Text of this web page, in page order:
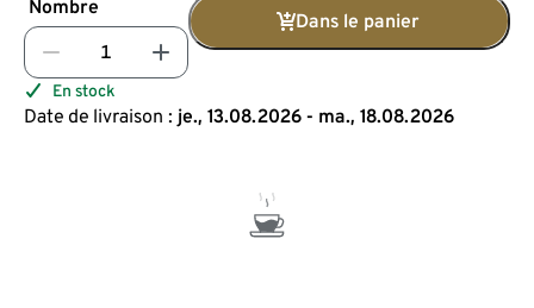
Nombre
Dans le panier
En stock
Date de livraison : je., 13.08.2026 - ma., 18.08.2026